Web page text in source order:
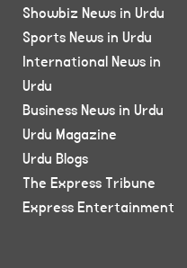
Showbiz News in Urdu
Sports News in Urdu
International News in
Urdu
Business News in Urdu
Urdu Magazine
Urdu Blogs
The Express Tribune
Express Entertainment